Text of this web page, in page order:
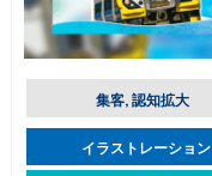
集客, 認知拡大
イラストレーション